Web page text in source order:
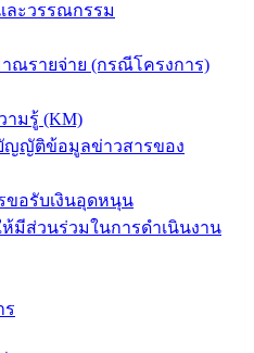
ละวรรณกรรม
ณรายจ่าย (กรณีโครงการ)
ามรู้ (KM)
ญญัติข้อมูลข่าวสารของ
ขอรับเงินอุดหนุน
ห้มีส่วนร่วมในการดำเนินงาน
ร